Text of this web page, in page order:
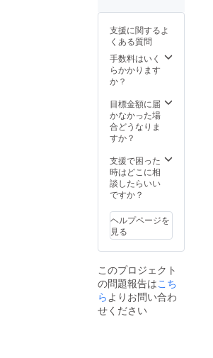
ム」の
一員と
加する
ことが
方法に
ついて
は、後
日メー
ルにて
ご連絡
きま
す。 ※
法令に
診療行
為では
ござい
ませ
ん。効
果には
がござ
います
ことを
予めご
了承く
ださ
い。
典】
●今回美
容液を
購入し
ていた
だいた
回目・
３回目
は、メ
10,780
円（税
込）で
美容液
するこ
来ま
す。
●また、
希望す
れば、
「VOIC
E化粧品
分、カ
ウンセ
リング
等20
分） ・
うつ伏
肩甲骨
周りの
筋肉の
けにな
り、デ
コル
テ、肩
筋肉の
ほぐし
・その
まま、
小顔矯
正コル
ギ ※詳
細は
い方、
疲れの
方、疲
労がた
まり癒
などに
お勧め
で
の流れ
＞ 服を
着たま
ま、仰
状態で
ベット
に寝て
いただ
の筋肉
をしっ
かりほ
ぐして
いきま
す。そ
頭を
じっく
りとほ
ぐして
いくこ
日頃の
ストレ
スや疲
れも一
き飛び
ます！
〈施術
の流
ボ
ディー
は、オ
イルを
たト
リート
メント
です。
（施術
支援に関するよ
くある質問
手数料はいく
らかかります
か？
目標金額に届
かなかった場
合どうなりま
すか？
支援で困った
時はどこに相
談したらいい
ですか？
ヘルプページを
見る
このプロジェクト
の問題報告はこち
ら よりお問い合わ
せください